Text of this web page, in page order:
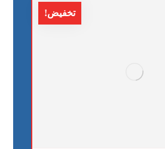
تخفيض!